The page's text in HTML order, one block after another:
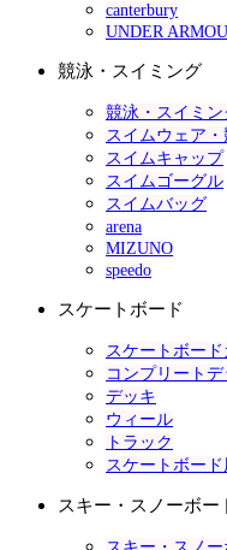
canterbury
UNDER
競泳・スイミング
競泳・スイミ
スイムウェア
スイムキャップ
スイムゴーグル
スイムバッグ
arena
MIZUNO
speedo
スケートボード
スケートボー
コンプリートデ
デッキ
ウィール
トラック
スケートボード
スキー・スノーボー